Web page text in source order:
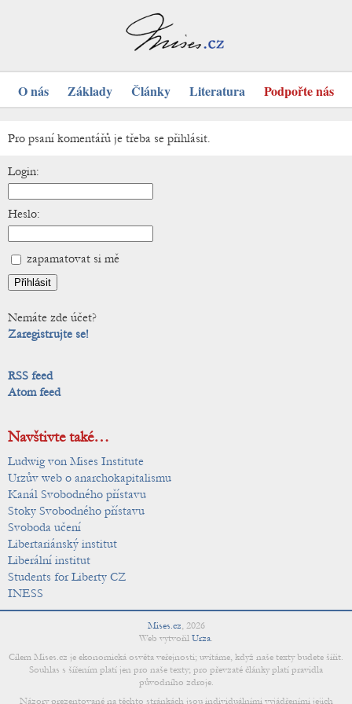
O nás Základy Články Literatura Podpořte nás
Pro psaní komentářů je třeba se přihlásit.
Login:
Heslo:
zapamatovat si mě
Nemáte zde účet?
Zaregistrujte se!
RSS feed
Atom feed
Navštivte také…
Ludwig von Mises Institute
Urzův web o anarchokapitalismu
Kanál Svobodného přístavu
Stoky Svobodného přístavu
Svoboda učení
Libertariánský institut
Liberální institut
Students for Liberty CZ
INESS
Mises.cz, 2026
Web vytvořil Urza.
Cílem Mises.cz je ekonomická osvěta veřejnosti; uvítáme, když naše texty budete šířit.
Souhlas s šířením platí jen pro naše texty; pro převzaté články platí pravidla
původního zdroje.
Názory prezentované na těchto stránkách jsou individuálními vyjádřeními jejich